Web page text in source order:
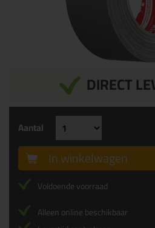
DIRECT
Aantal
In winkelwagen
Voldoende voorraad
Alleen online beschikbaar